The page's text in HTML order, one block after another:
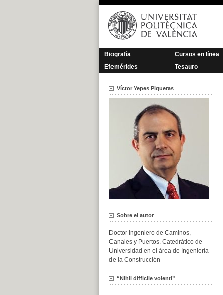
Saltar
contenido
Biografía Cursos en línea
Efemérides
Tesauro
Víctor Yepes Piqueras
Sobre el autor
Doctor Ingeniero de Caminos,
Canales y Puertos. Catedrático de
Universidad en el área de Ingeniería
de la Construcción
“Nihil difficile volenti”